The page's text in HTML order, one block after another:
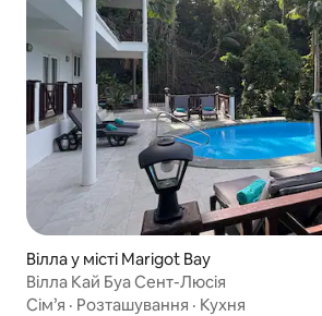
Вілла у місті Marigot Bay
Вілла Кай Буа Сент-Люсія
Сім’я · Розташування · Кухня